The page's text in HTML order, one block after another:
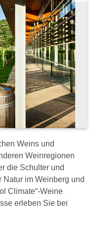
Weins und
Weinregionen
die Schulter und
im Weinberg und
Climate“-Weine
erleben Sie bei